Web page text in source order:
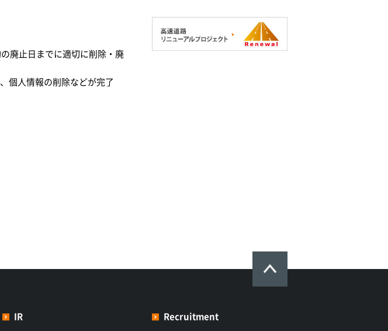
廃止日までに適切に削除・廃
個人情報の削除などが完了
IR Recruitment